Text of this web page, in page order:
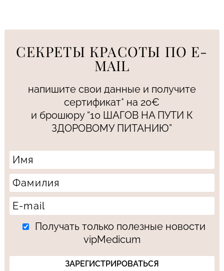
СЕКРЕТЫ КРАСОТЫ ПО E-
MAIL
напишите свои данные и получите
сертификат* на 20€
и брошюру “10 ШАГОВ НА ПУТИ К
ЗДОРОВОМУ ПИТАНИЮ”
Получать только полезные новости
vipMedicum